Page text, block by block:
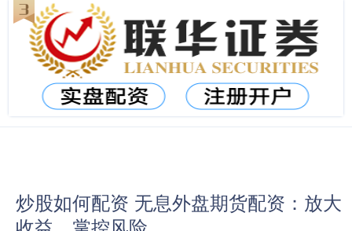
炒股如何配资 无息外盘期货配资：放大